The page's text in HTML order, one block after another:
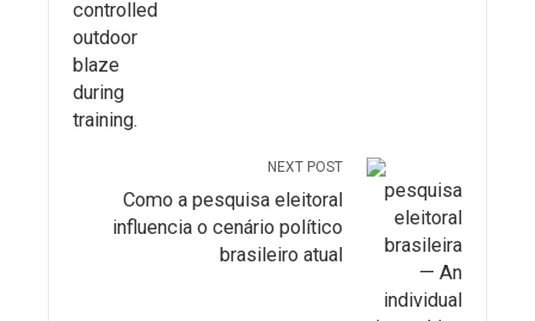
NEXT POST
Como a pesquisa eleitoral
influencia o cenário político
brasileiro atual